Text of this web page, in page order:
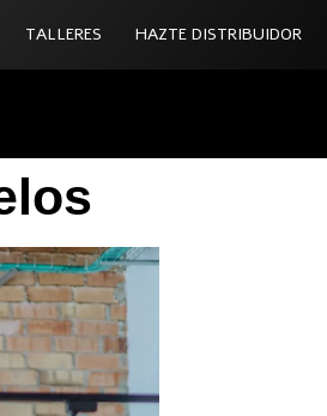
TALLERES HAZTE DISTRIBUIDOR